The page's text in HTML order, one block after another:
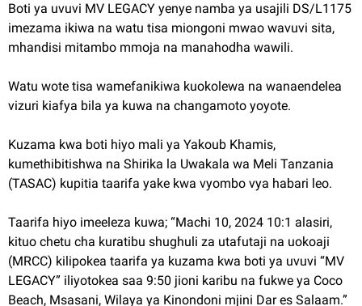
Boti ya uvuvi MV LEGACY yenye namba ya usajili DS/L1175
imezama ikiwa na watu tisa miongoni mwao wavuvi sita,
mhandisi mitambo mmoja na manahodha wawili.
Watu wote tisa wamefanikiwa kuokolewa na wanaendelea
vizuri kiafya bila ya kuwa na changamoto yoyote.
Kuzama kwa boti hiyo mali ya Yakoub Khamis,
kumethibitishwa na Shirika la Uwakala wa Meli Tanzania
(TASAC) kupitia taarifa yake kwa vyombo vya habari leo.
Taarifa hiyo imeeleza kuwa; “Machi 10, 2024 10:1 alasiri,
kituo chetu cha kuratibu shughuli za utafutaji na uokoaji
(MRCC) kilipokea taarifa ya kuzama kwa boti ya uvuvi “MV
LEGACY” iliyotokea saa 9:50 jioni karibu na fukwe ya Coco
Beach, Msasani, Wilaya ya Kinondoni mjini Dar es Salaam.”